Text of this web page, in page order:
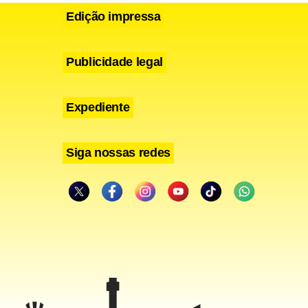
crime foi
de
em
de
Edição impressa
Publicidade legal
Expediente
Siga nossas redes